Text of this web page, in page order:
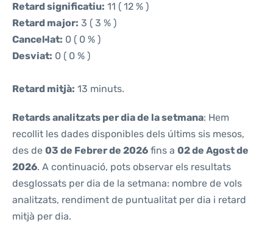
Retard significatiu: 11 ( 12 % )
Retard major: 3 ( 3 % )
Cancel·lat: 0 ( 0 % )
Desviat: 0 ( 0 % )
Retard mitjà: 13 minuts.
Retards analitzats per dia de la setmana: Hem
recollit les dades disponibles dels últims sis mesos,
des de 03 de Febrer de 2026 fins a 02 de Agost de
2026. A continuació, pots observar els resultats
desglossats per dia de la setmana: nombre de vols
analitzats, rendiment de puntualitat per dia i retard
mitjà per dia.